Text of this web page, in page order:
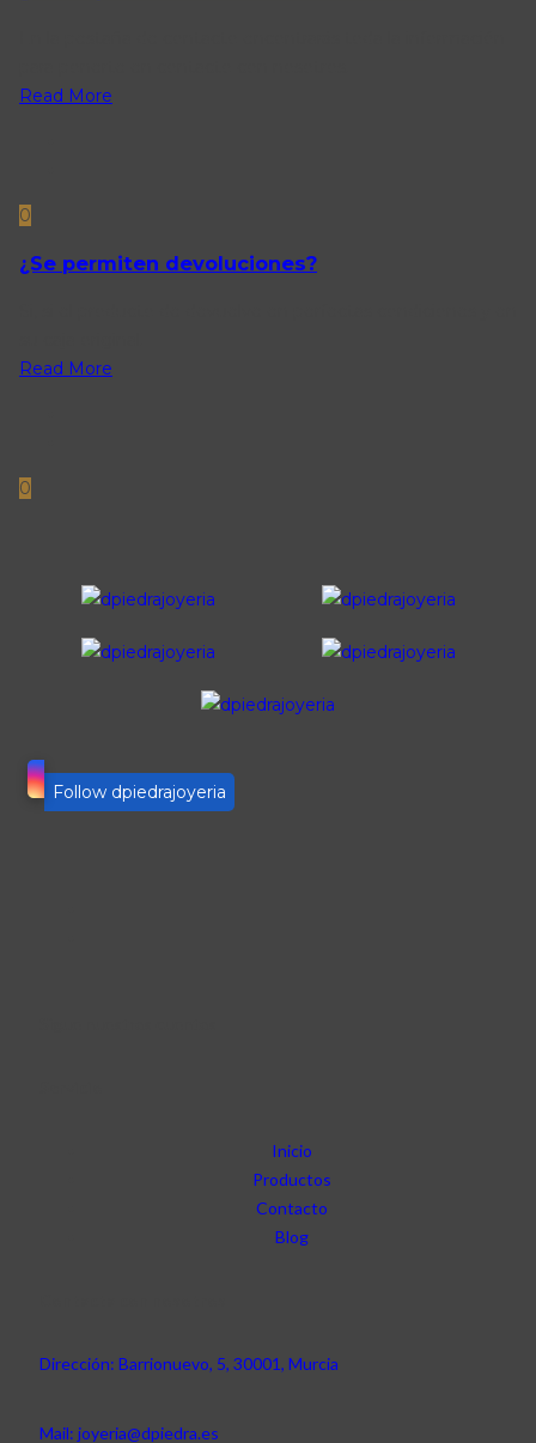
Read More
0
¿Se permiten devoluciones?
Read More
0
Follow dpiedrajoyeria
Inicio
Productos
Contacto
Blog
Dirección: Barrionuevo, 5, 30001, Murcia
Mail: joyeria@dpiedra.es